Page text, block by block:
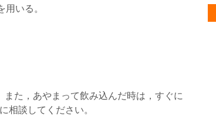
いる。
た，あやまって飲み込んだ時は，すぐに
相談してください。